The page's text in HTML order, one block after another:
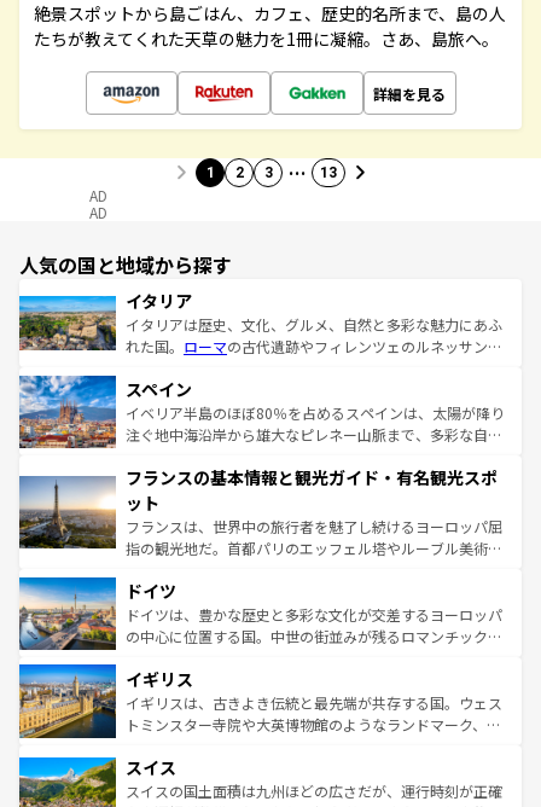
絶景スポットから島ごはん、カフェ、歴史的名所まで、島の人
たちが教えてくれた天草の魅力を1冊に凝縮。さあ、島旅へ。
詳細を見る
1 2 3 … 13
AD
AD
人気の国と地域から探す
イタリア
イタリアは歴史、文化、グルメ、自然と多彩な魅力にあふ
れた国。 ローマの古代遺跡やフィレンツェのルネッサンス
ろん、トスカーナの美しい田園風景やアマルフィ海岸の絶
景など、自然景観も見逃せない。観光の合間には、本場の
ピザやパスタなど、絶品のイタリア料理を堪能することも
ませてくれるイタリアで、忘れられない旅をしてみよう！
なお、新着のイタリア情報は
しい。
スペイン
イベリア半島のほぼ80％を占めるスペインは、太陽が降り
注ぐ地中海沿岸から雄大なピレネー山脈まで、多彩な自然
文化が根付くこの国では、情熱的なフラメンコ、熱気あふ
れる闘牛、そして美味しいタパスが生活の一部となってい
る。首都マドリードの洗練された雰囲気や、バルセロナの
アートに溢れた街角から、地方では古代ローマ遺跡や中世
せる。地方によって風土や気候が異なるスペインはその個
性で訪れる人を魅了する。 なお、新着のスペイン情報は コ
ンテンツ一覧を参照してほしい。
フランスの基本情報と観光ガイド・有名観光スポ
ット
フランスは、世界中の旅行者を魅了し続けるヨーロッパ屈
指の観光地だ。首都パリのエッフェル塔やルーブル美術館
で、幅広い魅力が詰まっている。華麗な宮殿、歴史的な大
聖堂、美しいビーチ、そして豊かな自然が、訪れる者を心
から魅了する。また、フランスは美食の国としても知ら
いる。シャンパンの発祥地であるランス、プロヴァンスの
香り高いラベンダー畑など、多彩な楽しみ方が可能だ。さ
らに、パリ以外の地域にも魅力が溢れており、どの街角に
れる地方に足を運ぶとそれぞれで全く異なる文化を体験で
きるだろう。 なお、新着のフランス情報はコンテンツ一覧
ドイツ
ドイツは、豊かな歴史と多彩な文化が交差するヨーロッパ
の中心に位置する国。中世の街並みが残るロマンチック街
顔を持つこの国は、どこを歩いても飽きることがない。ベ
ルリンの文化的活気、バイエルン州のアルプスの絶景、そ
してライン川沿いのワイン畑といった風景は必見。ビール
は、お酒好きな人にはぜひ体験してほしい。 なお、新着の
ドイツ情報はコンテンツ一覧を参照してほしい。
イギリス
イギリスは、古きよき伝統と最先端が共存する国。ウェス
トミンスター寺院や大英博物館のようなランドマーク、歴
リアごとに異なる魅力がある。また、優雅なアフタヌーン
ティー、ビール好きにはたまらない英国パブ、サッカー観
スイス
スイスの国土面積は九州ほどの広さだが、運行時刻が正確